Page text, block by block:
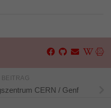
CERN / Genf